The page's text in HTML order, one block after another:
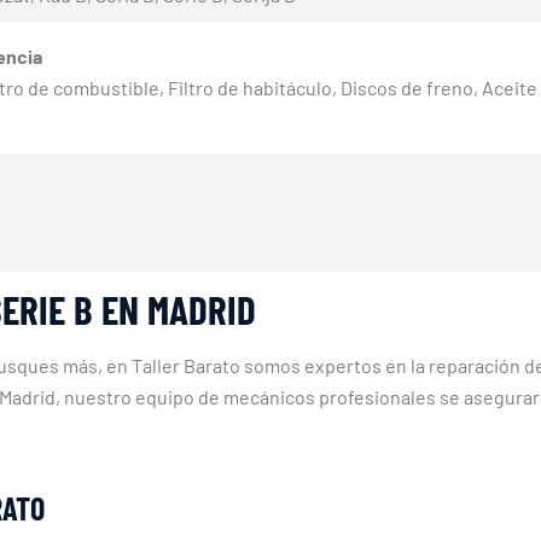
de combustible, Filtro de habitáculo, Discos de freno,
B EN MADRID
más, en Taller Barato somos expertos en la
nuestro equipo de mecánicos profesionales se